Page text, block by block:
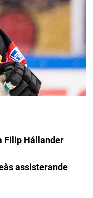
Filip Hållander
assisterande